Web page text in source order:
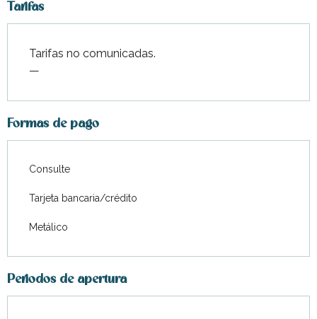
Tarifas
Tarifas no comunicadas.
—
Formas de pago
Consulte
Tarjeta bancaria/crédito
Metálico
Periodos de apertura